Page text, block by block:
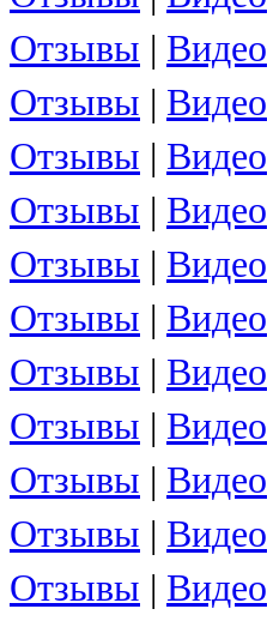
Отзывы | Видео
Отзывы | Видео
Отзывы | Видео
Отзывы | Видео
Отзывы | Видео
Отзывы | Видео
Отзывы | Видео
Отзывы | Видео
Отзывы | Видео
Отзывы | Видео
Отзывы | Видео